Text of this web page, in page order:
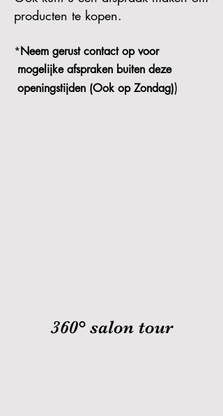
producten te kopen.
*Neem gerust contact op voor
mogelijke afspraken buiten deze
openingstijden (Ook opZondag))
360° salon tour